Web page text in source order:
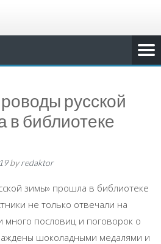
русской
в библиотеке
byredaktor
зимы» прошла в библиотеке
не только отвечали на
пословиц и поговорок о
шоколадными медалями и